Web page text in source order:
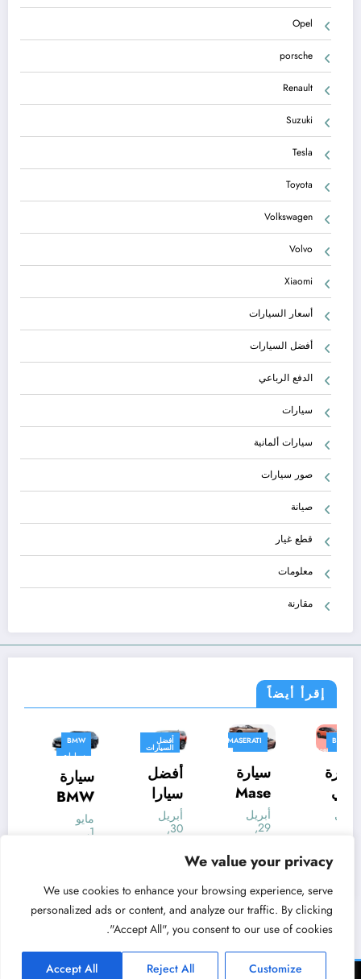
We value your privacy
We use cookies to enhance your browsing experience, serve
personalized ads or content, and analyze our traffic. By clicking
"Accept All", you consent to our use of cookies.
Customize
Reject All
Accept All
Opel
porsche
Renault
Suzuki
Tesla
Toyota
Volkswagen
Volvo
Xiaomi
أسعار السيارات
أفضل السيارات
الدفع الرباعي
سيارات
سيارات ألمانية
صور سيارات
صيانة
قطع غيار
معلومات
مقارنة
إقرأ أيضاً
BMW
سيارات
سيارة
BMW
ng
202
الكهرب
السيارات
أفضل
سيارا
SUV
الكهرب
ائية
202
MASERATI
سيارة
Mase
Cabri
o
Folgo
re
الكهرب
ائية
tarek
BMW
سيارة
ميني
MINI
Acem
an
الكهرب
ائية
الموا
صفات